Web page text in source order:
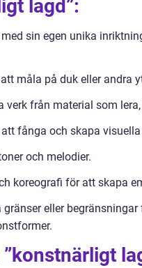
lagd”:
sin egen unika
måla på duk eller andra
från material som
fånga och skapa visuella
och melodier.
koreografi för att skapa
eller